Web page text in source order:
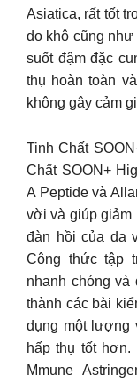
Asiatica, rất tốt
do khô cũng như
suốt đậm đặc
thụ hoàn toàn
không gây cảm
Tinh Chất
Chất SOON+
A Peptide và
vời và giúp giảm
đàn hồi của da
Công thức tập
nhanh chóng
thành các bài
dụng một lượng
hấp thụ tốt hơn.
Mmune